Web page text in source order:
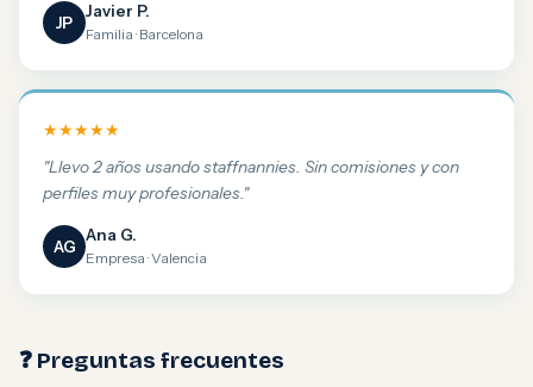
JP
Javier P.
Familia · Barcelona
★★★★★
"Llevo 2 años usando staffnannies. Sin comisiones y con
perfiles muy profesionales."
AG
Ana G.
Empresa · Valencia
❓ Preguntas frecuentes